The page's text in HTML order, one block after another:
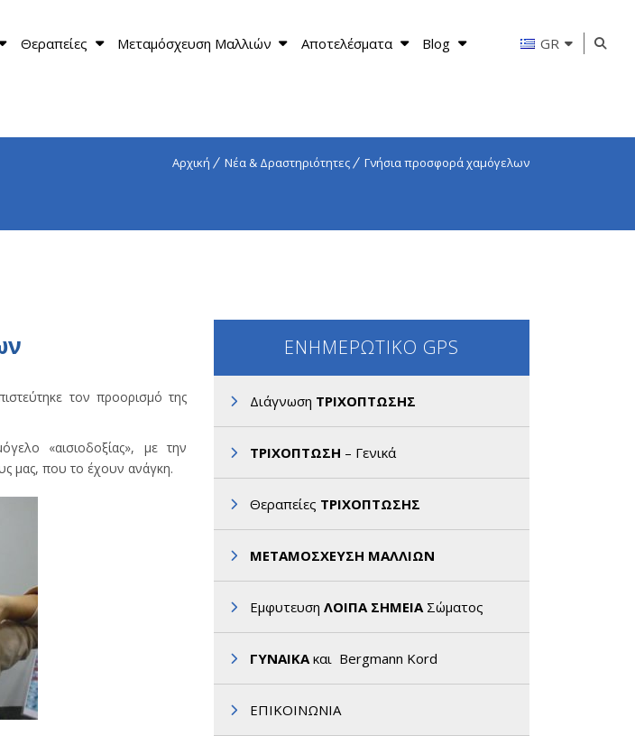
Θεραπείες Μεταμόσχευση Μαλλιών Αποτελέσματα Blog GR
Αρχική Νέα & Δραστηριότητες Γνήσια προσφορά χαμόγελων
τον προορισμό της
«αισιοδοξίας», με την
μας, που το έχουν ανάγκη.
ΕΝΗΜΕΡΩΤΙΚΟ GPS
Διάγνωση ΤΡΙΧΟΠΤΩΣΗΣ
ΤΡΙΧΟΠΤΩΣΗ – Γενικά
Θεραπείες ΤΡΙΧΟΠΤΩΣΗΣ
ΜΕΤΑΜΟΣΧΕΥΣΗ ΜΑΛΛΙΩΝ
Εμφυτευση ΛΟΙΠΑ ΣΗΜΕΙΑΣώματος
ΓΥΝΑΙΚΑκαι Bergmann Kord
ΕΠΙΚΟΙΝΩΝΙΑ